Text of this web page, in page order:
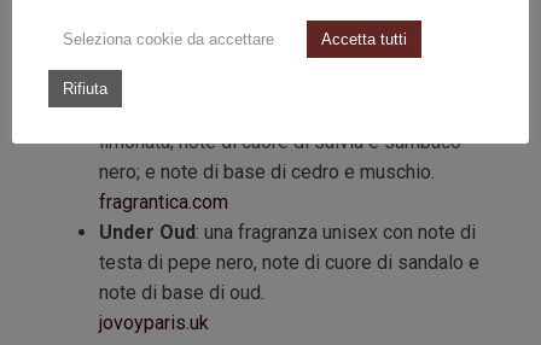
First Sight: una fragranza floreale, legnosa e
muschiata, lanciata nel 2016, con note di testa
di agrumi, foglie verdi, menta, pera, sorbetto e
limonata; note di cuore di salvia e sambuco
nero; e note di base di cedro e muschio.
fragrantica.com
Under Oud: una fragranza unisex con note di
testa di pepe nero, note di cuore di sandalo e
note di base di oud.
jovoyparis.uk
Seleziona cookie da accettare Accetta tutti
Rifiuta